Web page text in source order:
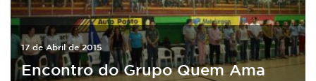
17 de Abril de 2015
Encontro do Grupo Quem Ama